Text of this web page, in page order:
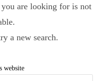
you are looking for is
a new search.
website